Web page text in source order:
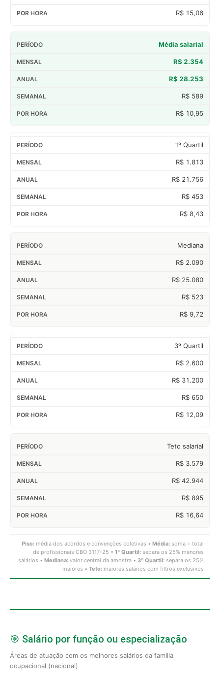
R$ 15,06
Média salarial
R$ 2.354
R$ 28.253
R$ 589
R$ 10,95
1º Quartil
R$ 1.813
R$ 21.756
R$ 453
R$ 8,43
Mediana
R$ 2.090
R$ 25.080
R$ 523
R$ 9,72
3º Quartil
R$ 2.600
R$ 31.200
R$ 650
R$ 12,09
Teto salarial
R$ 3.579
R$ 42.944
R$ 895
R$ 16,64
Piso: média dos acordos e convenções coletivas • Média: soma ÷ total
de profissionais CBO 3117-25 • 1º Quartil: separa os 25% menores
salários • Mediana: valor central da amostra • 3º Quartil: separa os 25%
maiores • Teto: maiores salários com filtros exclusivos
🎯 Salário por função ou especialização
Áreas de atuação com os melhores salários da família
ocupacional (nacional)